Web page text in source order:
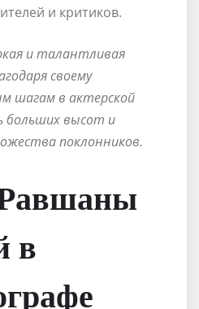
и критиков.
и талантливая
своему
шагам в актерской
больших высот и
поклонников.
в